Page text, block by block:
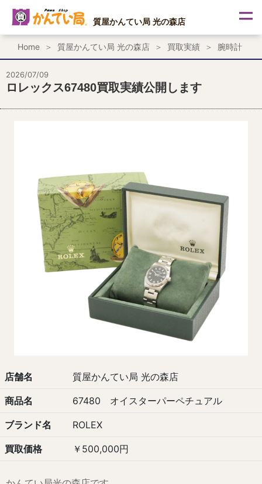
ス
ッ
プ
質屋かんてい局 光の森店
Home 質屋かんてい局 光の森店 買取実績 腕時計
2026/07/09
ロレックス67480買取実績公開します
店舗名 質屋かんてい局 光の森店
商品名 67480 オイスターパーペチュアル
ブランド名 ROLEX
買取価格 ￥500,000円